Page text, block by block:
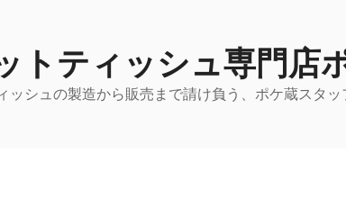
トティッシュ専門店
ッシュの製造から販売まで請け負う、ポケ蔵スタ